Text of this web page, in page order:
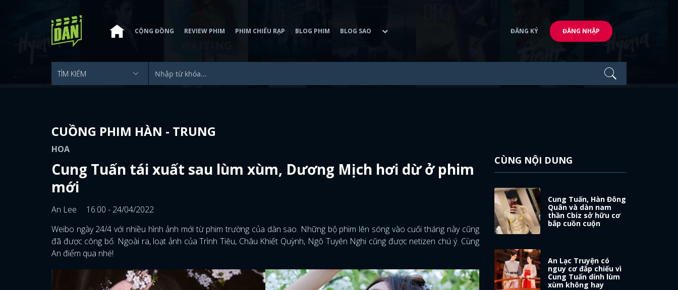
CỘNG ĐỒNG REVIEW PHIM PHIM CHIẾU RẠP BLOG PHIM BLOG SAO ĐĂNG KÝ ĐĂNG NHẬP
CUỒNG PHIM HÀN - TRUNG
HOA
Cung Tuấn tái xuất sau lùm xùm, Dương Mịch hơi dừ ở phim
mới
An Lee
16:00 - 24/04/2022
Weibo ngày 24/4 với nhiều hình ảnh mới từ phim trường của dàn sao. Những bộ phim lên sóng vào cuối tháng này cũng
đã được công bố. Ngoài ra, loạt ảnh của Trình Tiêu, Châu Khiết Quỳnh, Ngô Tuyên Nghi cũng được netizen chú ý. Cùng
An điểm qua nhé!
CÙNG NỘI DUNG
Cung Tuấn, Hàn Đông
Quân và dàn nam
thần Cbiz sở hữu cơ
bắp cuồn cuộn
An Lạc Truyện có
nguy cơ đắp chiếu vì
Cung Tuấn dính lùm
xùm không hay